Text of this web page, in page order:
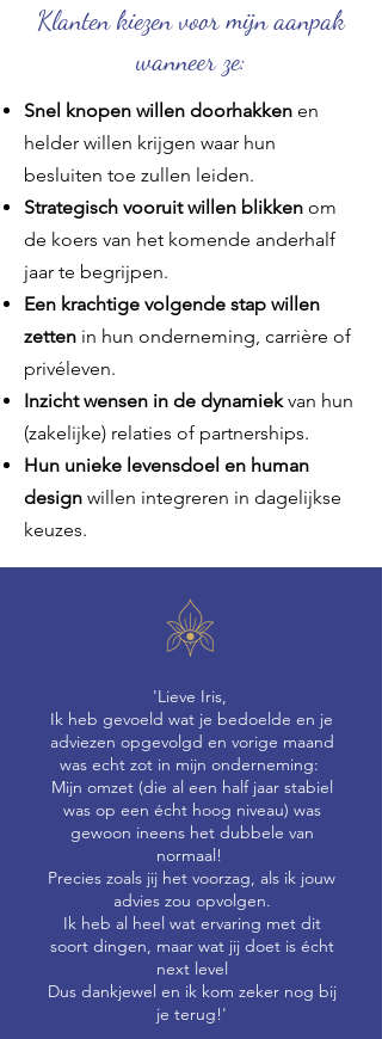
Klanten kiezen voor mijn aanpak
wanneer ze​:
Snel knopen willen doorhakken en
helder willen krijgen waar hun
besluiten toe zullen leiden.
Strategisch vooruit willen blikken om
de koers van het komende anderhalf
jaar te begrijpen.
Een krachtige volgende stap willen
zetten in hun onderneming, carrière of
privéleven.
Inzicht wensen in de dynamiekvan hun
(zakelijke) relaties of partnerships.
Hun unieke levensdoel en human
design willen integreren in dagelijkse
keuzes.
'Lieve Iris,
Ik heb gevoeld wat je bedoelde en je
adviezen opgevolgd en vorige maand
was echt zot in mijn onderneming:
Mijn omzet (die al een half jaar stabiel
was op een écht hoog niveau) was
gewoon ineens het dubbele van
normaal!
Precies zoals jij het voorzag, als ik jouw
advies zou opvolgen.
Ik heb al heel wat ervaring met dit
soort dingen, maar wat jij doet is écht
next level
Dus dankjewel en ik kom zeker nog bij
je terug!'